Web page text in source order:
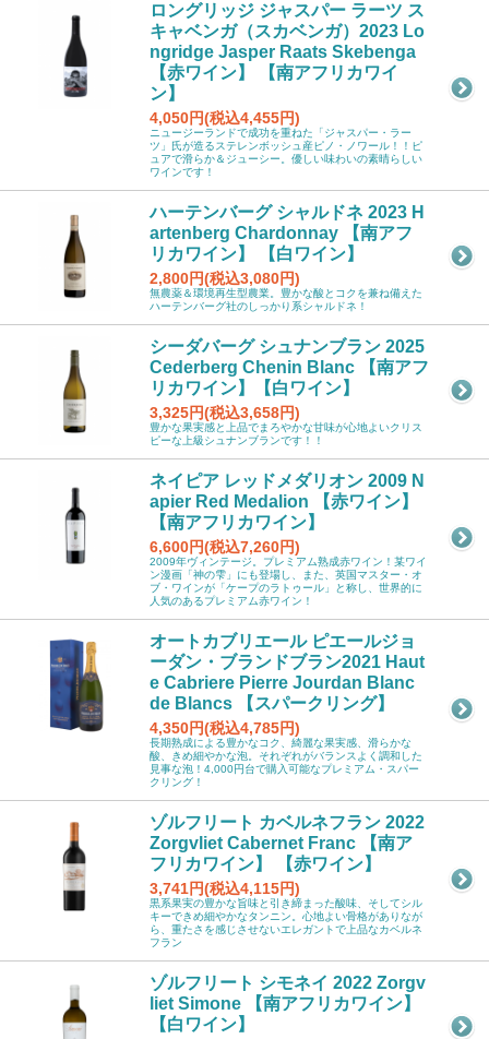
ロングリッジ ジャスパー ラーツ ス
キャベンガ（スカベンガ）2023 Lo
ngridge Jasper Raats Skebenga
【赤ワイン】 【南アフリカワイ
ン】
4,050円(税込4,455円)
ニュージーランドで成功を重ねた「ジャスパー・ラー
ツ」氏が造るステレンボッシュ産ピノ・ノワール！！ピ
ュアで滑らか＆ジューシー。優しい味わいの素晴らしい
ワインです！
ハーテンバーグ シャルドネ 2023 H
artenberg Chardonnay 【南アフ
リカワイン】 【白ワイン】
2,800円(税込3,080円)
無農薬＆環境再生型農業。豊かな酸とコクを兼ね備えた
ハーテンバーグ社のしっかり系シャルドネ！
シーダバーグ シュナンブラン 2025
Cederberg Chenin Blanc 【南アフ
リカワイン】【白ワイン】
3,325円(税込3,658円)
豊かな果実感と上品でまろやかな甘味が心地よいクリス
ピーな上級シュナンブランです！！
ネイピア レッドメダリオン 2009 N
apier Red Medalion 【赤ワイン】
【南アフリカワイン】
6,600円(税込7,260円)
2009年ヴィンテージ。プレミアム熟成赤ワイン！某ワイ
ン漫画「神の雫」にも登場し、また、英国マスター・オ
ブ・ワインが「ケープのラトゥール」と称し、世界的に
人気のあるプレミアム赤ワイン！
オートカブリエール ピエールジョ
ーダン・ブランドブラン2021 Haut
e Cabriere Pierre Jourdan Blanc
de Blancs 【スパークリング】
4,350円(税込4,785円)
長期熟成による豊かなコク、綺麗な果実感、滑らかな
酸、きめ細やかな泡。それぞれがバランスよく調和した
見事な泡！4,000円台で購入可能なプレミアム・スパー
クリング！
ゾルフリート カベルネフラン 2022
Zorgvliet Cabernet Franc 【南ア
フリカワイン】 【赤ワイン】
3,741円(税込4,115円)
黒系果実の豊かな旨味と引き締まった酸味、そしてシル
キーできめ細やかなタンニン。心地よい骨格がありなが
ら、重たさを感じさせないエレガントで上品なカベルネ
フラン
ゾルフリート シモネイ 2022 Zorgv
liet Simone 【南アフリカワイン】
【白ワイン】